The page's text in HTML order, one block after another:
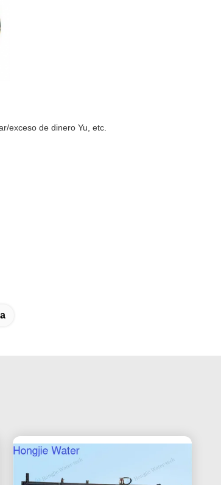
exceso de dinero Yu, etc.